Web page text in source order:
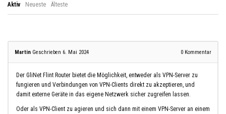
Aktiv Neueste Älteste
Martin Geschrieben 6. Mai 2024 0 Kommentar
Der GliNet Flint Router bietet die Möglichkeit, entweder als VPN-Server zu
fungieren und Verbindungen von VPN-Clients direkt zu akzeptieren, und
damit externe Geräte in das eigene Netzwerk sicher zugreifen lassen.
Oder als VPN-Client zu agieren und sich dann mit einem VPN-Server an einem